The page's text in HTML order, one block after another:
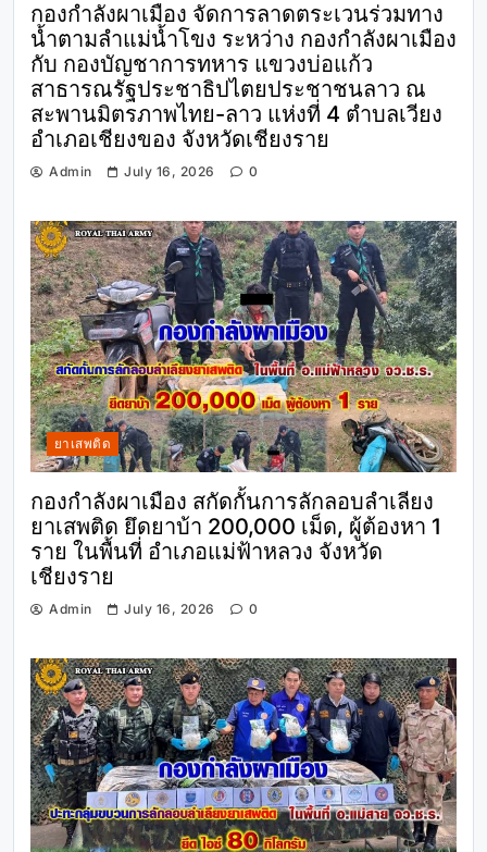
กองกำลังผาเมือง จัดการลาดตระเวนร่วมทาง
น้ำตามลำแม่น้ำโขง ระหว่าง กองกำลังผาเมือง
กับ กองบัญชาการทหาร แขวงบ่อแก้ว
สาธารณรัฐประชาธิปไตยประชาชนลาว ณ
สะพานมิตรภาพไทย-ลาว แห่งที่ 4 ตำบลเวียง
อำเภอเชียงของ จังหวัดเชียงราย
Admin July 16, 2026 0
ยาเสพติด
กองกำลังผาเมือง สกัดกั้นการลักลอบลำเลียง
ยาเสพติด ยึดยาบ้า 200,000 เม็ด, ผู้ต้องหา 1
ราย ในพื้นที่ อำเภอแม่ฟ้าหลวง จังหวัด
เชียงราย
Admin July 16, 2026 0